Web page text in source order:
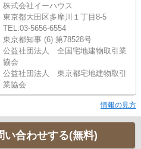
株式会社イーハウス
東京都大田区多摩川１丁目8-5
TEL:03-5656-6554
東京都知事 (6) 第78528号
公益社団法人 全国宅地建物取引業
協会
公益社団法人 東京都宅地建物取引
業協会
情報の見方
い合わせする(無料)